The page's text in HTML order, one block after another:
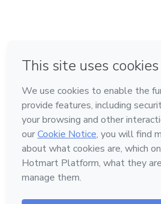
Feito com ❤ em Bogotá
Conheça a Hotmart
Idioma
Português